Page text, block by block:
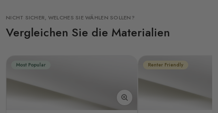
NICHT SICHER, WELCHES SIE WÄHLEN SOLLEN?
Vergleichen Sie die Materialien
Most Popular Renter Friendly